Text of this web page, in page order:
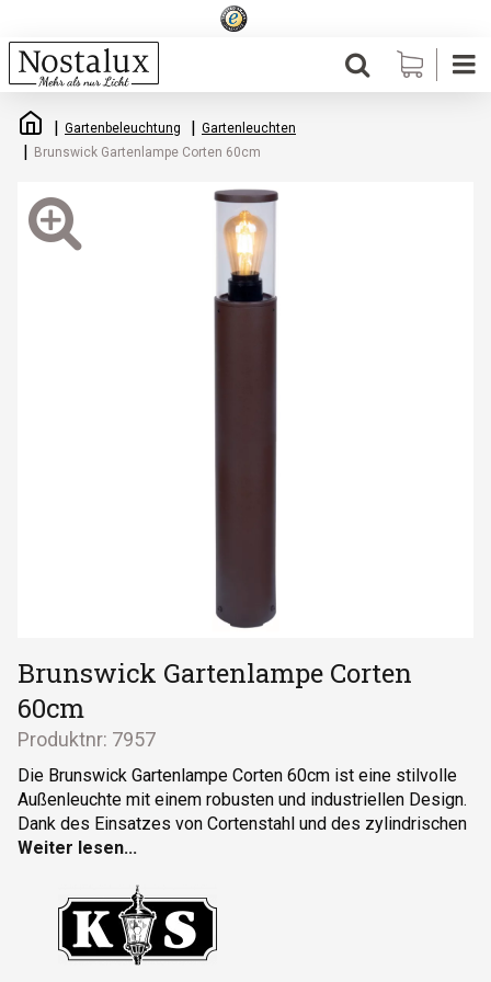
Gartenbeleuchtung
Gartenleuchten
Brunswick Gartenlampe Corten 60cm
Brunswick Gartenlampe Corten
60cm
Produktnr: 7957
Die Brunswick Gartenlampe Corten 60cm ist eine stilvolle
Außenleuchte mit einem robusten und industriellen Design.
Dank des Einsatzes von Cortenstahl und des zylindrischen
Glaskörpers passt diese Stehleuchte perfekt in moderne
E27-Fassung: Geeignet für verschiedene LED-
Leuchtmittel und einfach austauschbar
Markantes Design